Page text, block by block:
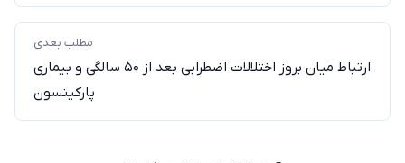
مطلب بعدی
ارتباط میان بروز اختلالات اضطرابی بعد از ۵۰ سالگی و بیماری
پارکینسون